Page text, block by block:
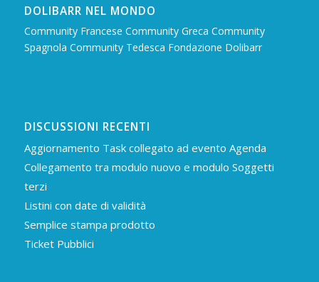
DOLIBARR NEL MONDO
Community Francese Community Greca Community
Spagnola Community Tedesca Fondazione Dolibarr
DISCUSSIONI RECENTI
Aggiornamento Task collegato ad evento Agenda
Collegamento tra modulo nuovo e modulo Soggetti
terzi
Listini con date di validità
Semplice stampa prodotto
Ticket Pubblici